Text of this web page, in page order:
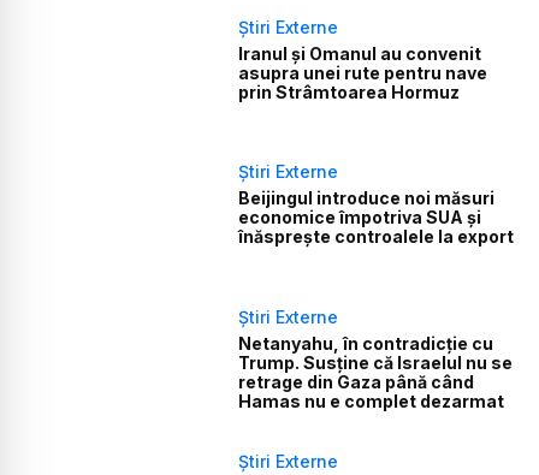
Știri Externe
Iranul și Omanul au convenit
asupra unei rute pentru nave
prin Strâmtoarea Hormuz
Știri Externe
Beijingul introduce noi măsuri
economice împotriva SUA și
înăsprește controalele la export
Știri Externe
Netanyahu, în contradicție cu
Trump. Susține că Israelul nu se
retrage din Gaza până când
Hamas nu e complet dezarmat
Știri Externe